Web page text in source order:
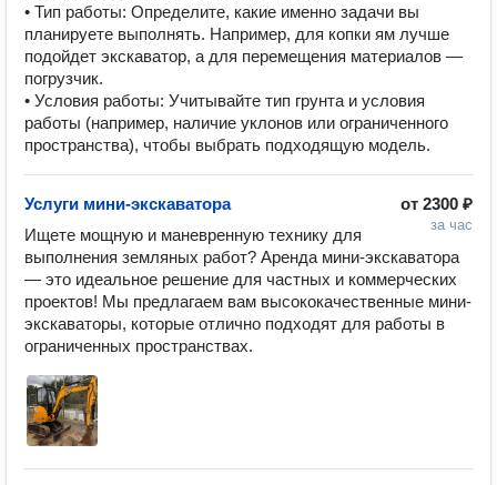
• Тип работы: Определите, какие именно задачи вы
планируете выполнять. Например, для копки ям лучше
подойдет экскаватор, а для перемещения материалов —
погрузчик.
• Условия работы: Учитывайте тип грунта и условия
работы (например, наличие уклонов или ограниченного
пространства), чтобы выбрать подходящую модель.
от 2300 ₽
за час
Услуги мини-экскаватора
Ищете мощную и маневренную технику для
выполнения земляных работ? Аренда мини-экскаватора
— это идеальное решение для частных и коммерческих
проектов! Мы предлагаем вам высококачественные мини-
экскаваторы, которые отлично подходят для работы в
ограниченных пространствах.